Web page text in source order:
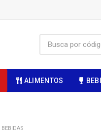
ALIMENTOS
BEBIDAS